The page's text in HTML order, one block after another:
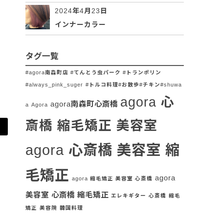
2024年4月23日
インナーカラー
タグ一覧
#agora南森町店 #てんとう虫パーク #トランポリン
#always_pink_suger #トルコ料理#お散歩#チキン#shuwa
a Agora agora南森町心斎橋 agora 心
斎橋 縮毛矯正 美容室
agora 心斎橋 美容室 縮
毛矯正 agora 縮毛矯正 美容室 心斎橋 agora
美容室 心斎橋 縮毛矯正 エレキギター 心斎橋 縮毛
矯正 美容院 韓国料理